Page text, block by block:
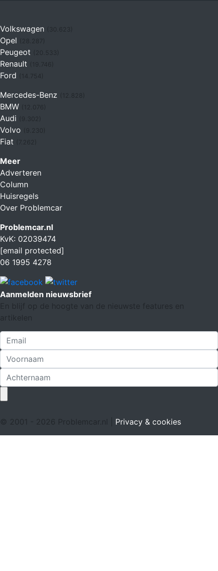
Volkswagen (30.623)
Opel
Peugeot
Renault (19.746)
Ford (14.754)
Mercedes-Benz
BMW (12.076)
Audi
Volvo
Fiat (7.262)
Meer
Adverteren
Column
Huisregels
Over Problemcar
Problemcar.nl
KvK: 02039474
[email protected]
06 1995 4278
Aanmelden nieuwsbrief
En blijf op de hoogte van de nieuwste features en
artikelen
© 2001 - 2026 Problemcar.nl | Privacy & cookies